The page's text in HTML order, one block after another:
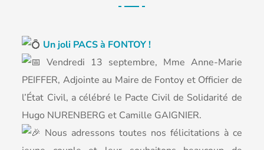
Un joli PACS à FONTOY !
Vendredi 13 septembre, Mme Anne-Marie
PEIFFER, Adjointe au Maire de Fontoy et Officier de
l’État Civil, a célébré le Pacte Civil de Solidarité de
Hugo NURENBERG et Camille GAIGNIER.
Nous adressons toutes nos félicitations à ce